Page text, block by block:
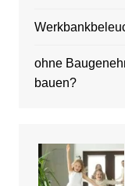
ohne
bauen?